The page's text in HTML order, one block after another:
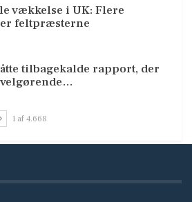
vækkelse i UK: Flere
feltpræsterne
tilbagekalde rapport, der
1 af 4.668